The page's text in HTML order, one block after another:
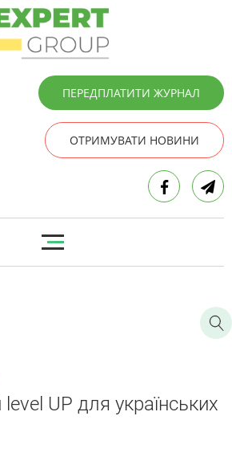
ПЕРЕДПЛАТИТИ ЖУРНАЛ
ОТРИМУВАТИ НОВИНИ
UP для українських